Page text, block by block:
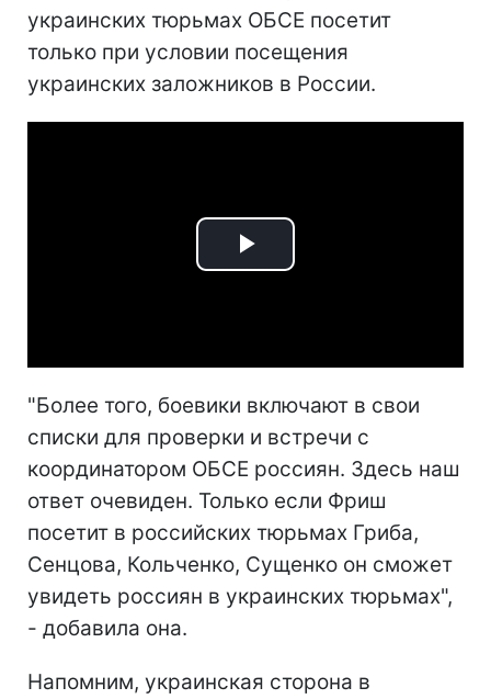
украинских тюрьмах ОБСЕ посетит
только при условии посещения
украинских заложников в России.
Play
"Более того, боевики включают в свои
списки для проверки и встречи с
координатором ОБСЕ россиян. Здесь наш
ответ очевиден. Только если Фриш
посетит в российских тюрьмах Гриба,
Сенцова, Кольченко, Сущенко он сможет
увидеть россиян в украинских тюрьмах",
- добавила она.
Напомним, украинская сторона в